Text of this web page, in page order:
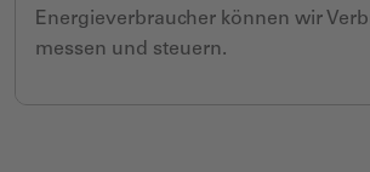
Energieverbraucher können wir
messen und steuern.